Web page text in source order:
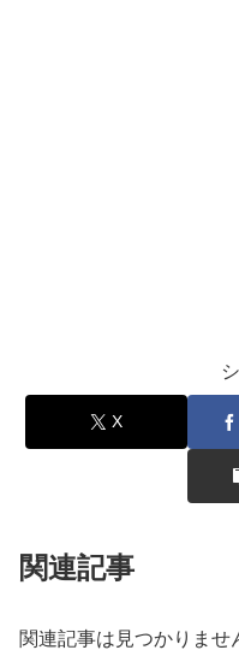
X
関連記事
関連記事は見つかりませ